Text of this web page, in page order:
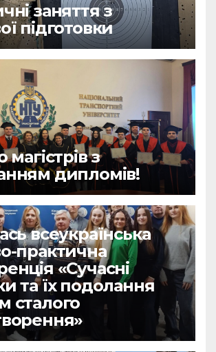
заняття з
підготовки
магістрів з
дипломів!
всеукраїнська
практична
«Сучасні
та їх подолання
сталого